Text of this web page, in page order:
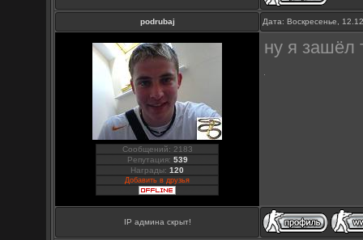
podrubaj Дата: Воскресенье,
Сообщений: 2183
Репутация: 539
Награды:120
Добавить в друзья
ну я зашёл
IP админа скрыт!